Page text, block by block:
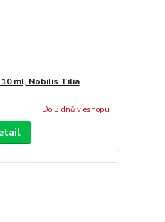
ml, Nobilis Tilia
Do 3 dnů v eshopu